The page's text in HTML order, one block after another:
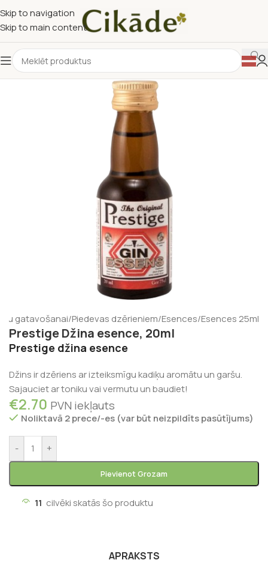
Skip to navigation
Skip to main content
gatavošanai/Piedevas dzērieniem/Esences/Esences 25ml
Prestige Džina esence, 20ml
Prestige džina esence
Džins ir dzēriens ar izteiksmīgu kadiķu aromātu un garšu.
Sajauciet ar toniku vai vermutu un baudiet!
€2.70 PVN iekļauts
Noliktavā 2 prece/-es (var būt neizpildīts pasūtījums)
- +
Pievienot Grozam
11 cilvēki skatās šo produktu
APRAKSTS